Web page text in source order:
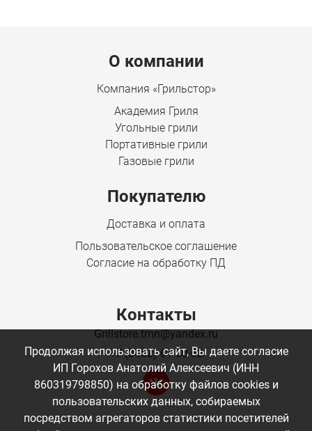
Menu footerО компании
Компания «Грильстор»
Академия Гриля
Угольные грили
Портативные грили
Газовые грили
Покупателю
Доставка и оплата
Пользовательское соглашение
Согласие на обработку ПД
Контакты
Grillstore.tmn@yandex.ru
+7 (3452) 61-00-62
Продолжая использовать сайт, Вы даете согласие
ИП Горохов Анатолий Алексеевич (ИНН
860319798850) на обработку файлов cookies и
пользовательских данных, собираемых
посредством агрегаторов статистики посетителей